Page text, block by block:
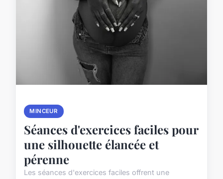
MINCEUR
Séances d'exercices faciles pour
une silhouette élancée et
pérenne
Les séances d'exercices faciles offrent une